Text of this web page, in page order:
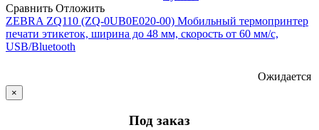
Сравнить Отложить
ZEBRA ZQ110 (ZQ-0UB0E020-00) Мобильный термопринтер
печати этикеток, ширина до 48 мм, скорость от 60 мм/с,
USB/Bluetooth
Ожидается
×
Под заказ